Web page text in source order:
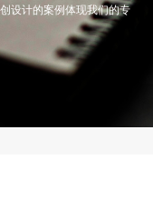
设计的案例体现我们的专